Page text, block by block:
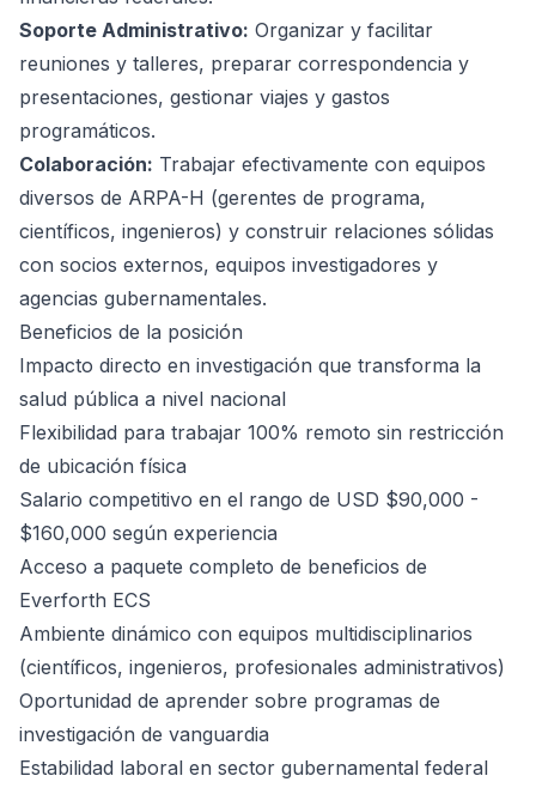
Soporte Administrativo: Organizar y facilitar
reuniones y talleres, preparar correspondencia y
presentaciones, gestionar viajes y gastos
programáticos.
Colaboración: Trabajar efectivamente con equipos
diversos de ARPA-H (gerentes de programa,
científicos, ingenieros) y construir relaciones sólidas
con socios externos, equipos investigadores y
agencias gubernamentales.
Beneficios de la posición
Impacto directo en investigación que transforma la
salud pública a nivel nacional
Flexibilidad para trabajar 100% remoto sin restricción
de ubicación física
Salario competitivo en el rango de USD $90,000 -
$160,000 según experiencia
Acceso a paquete completo de beneficios de
Everforth ECS
Ambiente dinámico con equipos multidisciplinarios
(científicos, ingenieros, profesionales administrativos)
Oportunidad de aprender sobre programas de
investigación de vanguardia
Estabilidad laboral en sector gubernamental federal